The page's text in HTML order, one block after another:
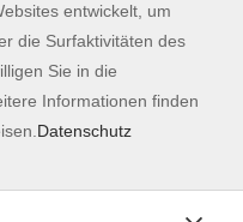
Kontaktformular
Impressum
AGB
Datenschutzerklärung
entwickelt, um
die Surfaktivitäten des
Sie in die
Informationen finden
Datenschutz